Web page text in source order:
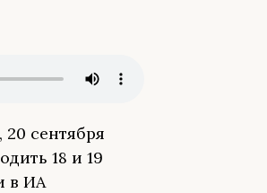
сентября
18 и 19
в ИА